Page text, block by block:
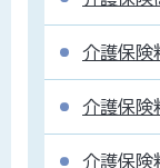
介護保険
介護保険
介護保険